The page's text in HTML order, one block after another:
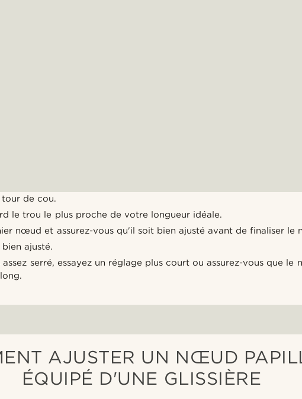
de cou.
le trou le plus proche de votre longueur idéale.
nœud et assurez-vous qu'il soit bien ajusté avant de finaliser le
ajusté.
assez serré, essayez un réglage plus court ou assurez-vous que
AJUSTER UN NŒUD
ÉQUIPÉ D'UNE GLISSIÈRE